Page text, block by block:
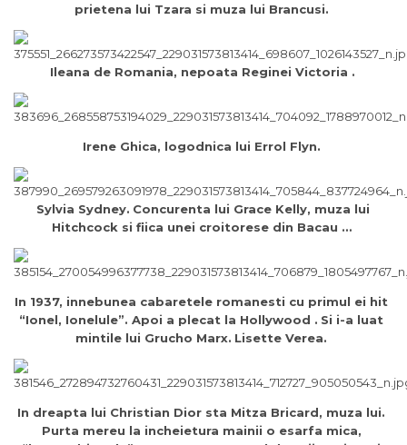
prietena lui Tzara si muza lui Brancusi.
Ileana de Romania, nepoata Reginei Victoria .
Irene Ghica, logodnica lui Errol Flyn.
Sylvia Sydney. Concurenta lui Grace Kelly, muza lui
Hitchcock si fiica unei croitorese din Bacau …
In 1937, innebunea cabaretele romanesti cu primul ei hit
“Ionel, Ionelule”. Apoi a plecat la Hollywood . Si i-a luat
mintile lui Grucho Marx. Lisette Verea.
In dreapta lui Christian Dior sta Mitza Bricard, muza lui.
Purta mereu la incheietura mainii o esarfa mica,